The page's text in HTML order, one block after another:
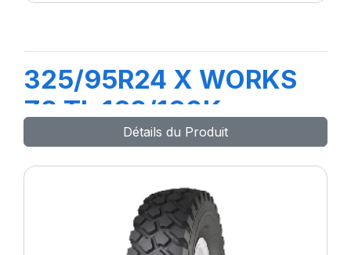
325/95R24 X WORKS
Z2 TL 162/160K
Détails du Produit